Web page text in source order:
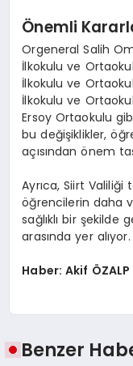
Önemli
Orgeneral Salih
İlkokulu ve
İlkokulu ve
İlkokulu ve
Ersoy Ortaokulu
bu değişiklikler,
açısından önem
Ayrıca, Siirt Valiliği
öğrencilerin daha
sağlıklı bir şekilde
arasında yer alıyor.
Haber: Akif ÖZALP
Benzer